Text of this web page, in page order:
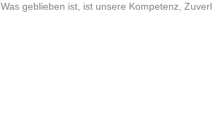
Was geblieben ist, ist unsere Kompetenz,